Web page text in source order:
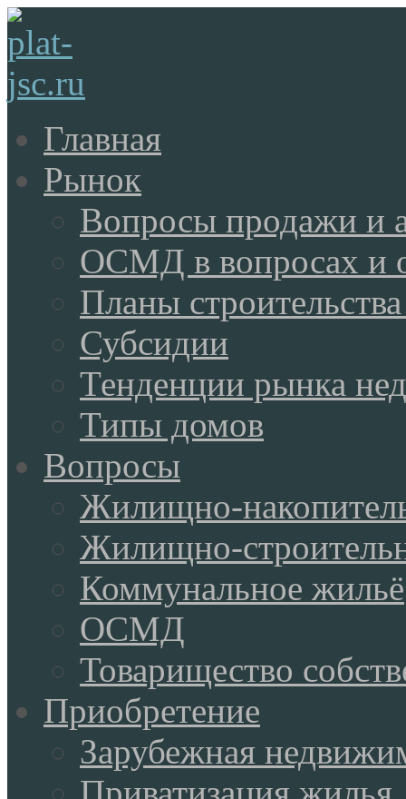
Главная
Рынок
Вопросы продажи и
ОСМД в вопросах и
Планы
Субсидии
Тенденции рынка
Типы домов
Вопросы
Жилищно-
Жилищно-
Коммунальное жильё
ОСМД
Товарищество
Приобретение
Зарубежная